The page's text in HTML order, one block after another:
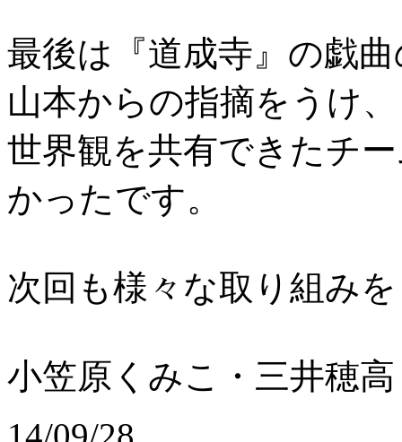
最後は『道成寺』の戯
山本からの指摘をうけ
世界観を共有できたチ
かったです。
次回も様々な取り組み
小笠原くみこ・三井穂高